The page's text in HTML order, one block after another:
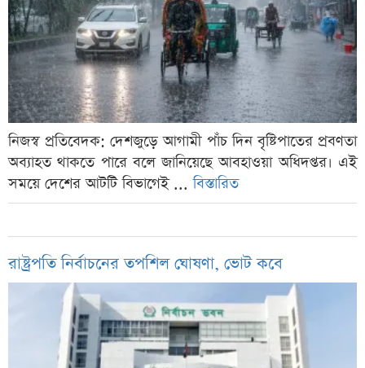
নিজস্ব প্রতিবেদক: দেশজুড়ে আগামী পাঁচ দিন বৃষ্টিপাতের প্রবণতা
অব্যাহত থাকতে পারে বলে জানিয়েছে আবহাওয়া অধিদপ্তর। এই
সময়ে দেশের আটটি বিভাগেই ...বিস্তারিত
রাষ্ট্রপতি নির্বাচনের তপশিল ঘোষণা, ভোট কবে